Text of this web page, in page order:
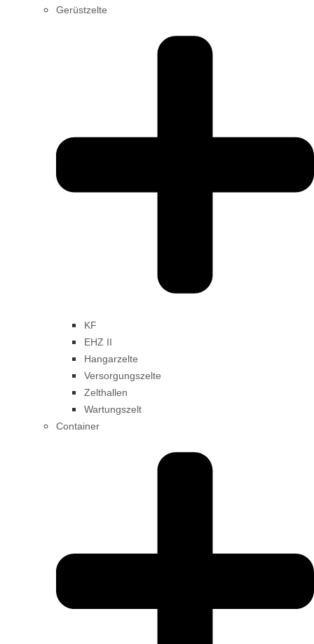
Gerüstzelte
KF
EHZ II
Hangarzelte
Versorgungszelte
Zelthallen
Wartungszelt
Container